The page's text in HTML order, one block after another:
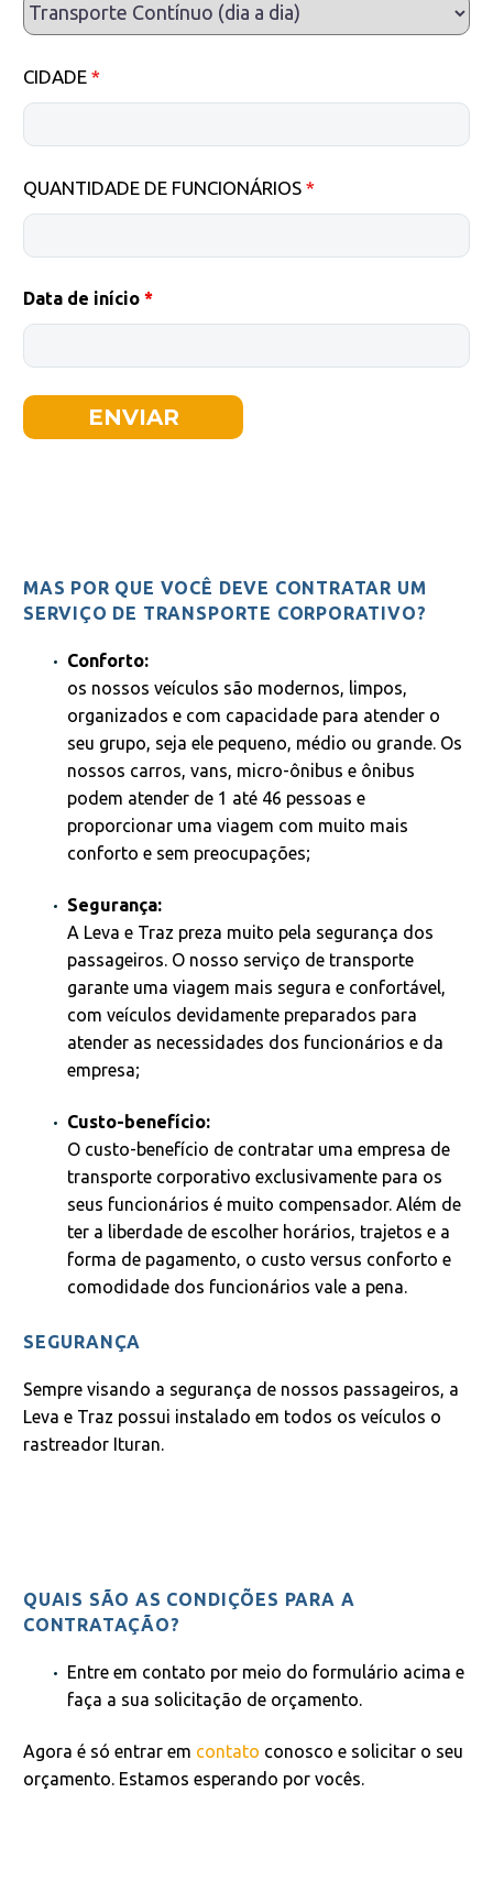
CIDADE *
QUANTIDADE DE FUNCIONÁRIOS *
Data de início *
MAS POR QUE VOCÊ DEVE CONTRATAR UM
SERVIÇO DE TRANSPORTE CORPORATIVO?
Conforto:
os nossos veículos são modernos, limpos,
organizados e com capacidade para atender o
seu grupo, seja ele pequeno, médio ou grande. Os
nossos carros, vans, micro-ônibus e ônibus
podem atender de 1 até 46 pessoas e
proporcionar uma viagem com muito mais
conforto e sem preocupações;
Segurança:
A Leva e Traz preza muito pela segurança dos
passageiros. O nosso serviço de transporte
garante uma viagem mais segura e confortável,
com veículos devidamente preparados para
atender as necessidades dos funcionários e da
empresa;
Custo-benefício:
O custo-benefício de contratar uma empresa de
transporte corporativo exclusivamente para os
seus funcionários é muito compensador. Além de
ter a liberdade de escolher horários, trajetos e a
forma de pagamento, o custo versus conforto e
comodidade dos funcionários vale a pena.
SEGURANÇA
Sempre visando a segurança de nossos passageiros, a
Leva e Traz possui instalado em todos os veículos o
rastreador Ituran.
QUAIS SÃO AS CONDIÇÕES PARA A
CONTRATAÇÃO?
Entre em contato por meio do formulário acima e
faça a sua solicitação de orçamento.
Agora é só entrar em contato conosco e solicitar o seu
orçamento. Estamos esperando por vocês.